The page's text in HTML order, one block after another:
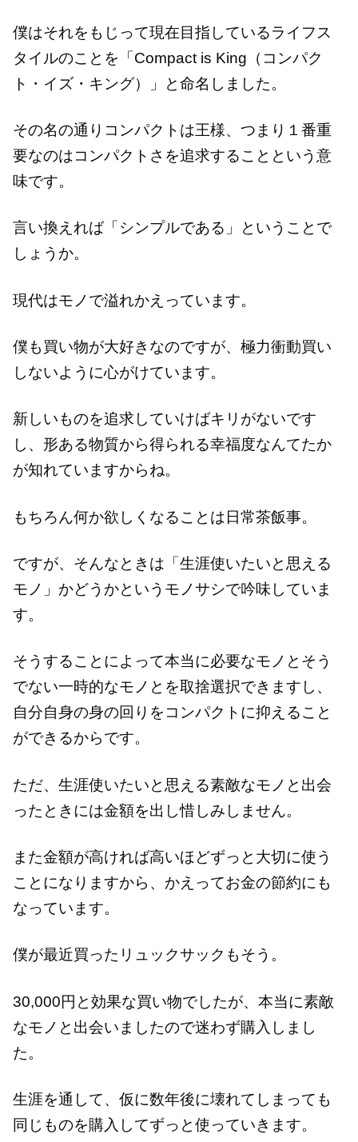
僕はそれをもじって現在目指しているライフス
タイルのことを「Compact is King（コンパク
ト・イズ・キング）」と命名しました。
その名の通りコンパクトは王様、つまり１番重
要なのはコンパクトさを追求することという意
味です。
言い換えれば「シンプルである」ということで
しょうか。
現代はモノで溢れかえっています。
僕も買い物が大好きなのですが、極力衝動買い
しないように心がけています。
新しいものを追求していけばキリがないです
し、形ある物質から得られる幸福度なんてたか
が知れていますからね。
もちろん何か欲しくなることは日常茶飯事。
ですが、そんなときは「生涯使いたいと思える
モノ」かどうかというモノサシで吟味していま
す。
そうすることによって本当に必要なモノとそう
でない一時的なモノとを取捨選択できますし、
自分自身の身の回りをコンパクトに抑えること
ができるからです。
ただ、生涯使いたいと思える素敵なモノと出会
ったときには金額を出し惜しみしません。
また金額が高ければ高いほどずっと大切に使う
ことになりますから、かえってお金の節約にも
なっています。
僕が最近買ったリュックサックもそう。
30,000円と効果な買い物でしたが、本当に素敵
なモノと出会いましたので迷わず購入しまし
た。
生涯を通して、仮に数年後に壊れてしまっても
同じものを購入してずっと使っていきます。